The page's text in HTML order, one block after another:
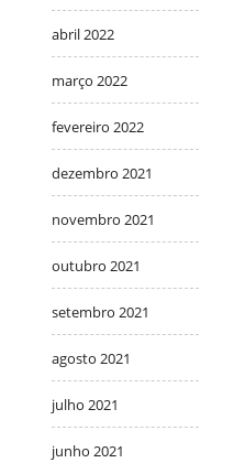
abril 2022
março 2022
fevereiro 2022
dezembro 2021
novembro 2021
outubro 2021
setembro 2021
agosto 2021
julho 2021
junho 2021